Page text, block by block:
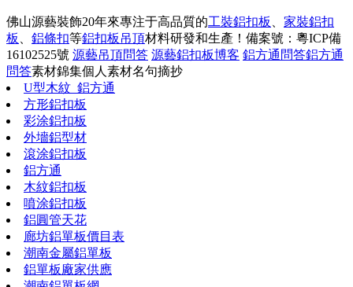
佛山源藝裝飾20年來專注于高品質的工裝鋁扣板
家裝鋁扣
板
鋁條扣等鋁扣板吊頂材料研發和生產！ 備案號：粵ICP備
16102525號 源藝吊頂問答 源藝鋁扣板博客 鋁方通問答鋁方通
問答素材錦集個人素材名句摘抄
U型木紋_鋁方通
方形鋁扣板
彩涂鋁扣板
外墻鋁型材
滾涂鋁扣板
鋁方通
木紋鋁扣板
噴涂鋁扣板
鋁圓管天花
廊坊鋁單板價目表
潮南金屬鋁單板
鋁單板廠家供應